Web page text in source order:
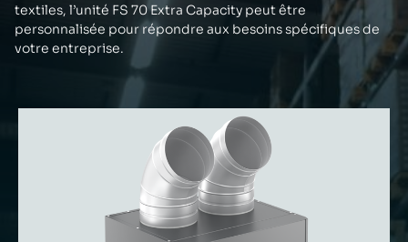
textiles, l’unité FS 70 Extra Capacity peut être
personnalisée pour répondre aux besoins spécifiques de
votre entreprise.